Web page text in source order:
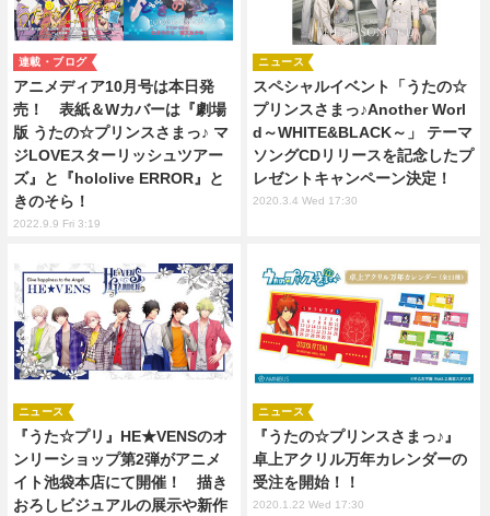
アニメディア10月号は本日発
売！ 表紙＆Wカバーは『劇場
版 うたの☆プリンスさまっ♪ マ
ジLOVEスターリッシュツアー
ズ』と『hololive ERROR』と
きのそら！
連載・ブログ
2022.9.9 Fri 3:19
スペシャルイベント「うたの☆
プリンスさまっ♪Another Worl
d～WHITE&BLACK～」 テーマ
ソングCDリリースを記念したプ
レゼントキャンペーン決定！
ニュース
2020.3.4 Wed 17:30
『うた☆プリ』HE★VENSのオ
ンリーショップ第2弾がアニメ
イト池袋本店にて開催！ 描き
おろしビジュアルの展示や新作
ニュース
『うたの☆プリンスさまっ♪』
卓上アクリル万年カレンダーの
受注を開始！！
ニュース
2020.1.22 Wed 17:30